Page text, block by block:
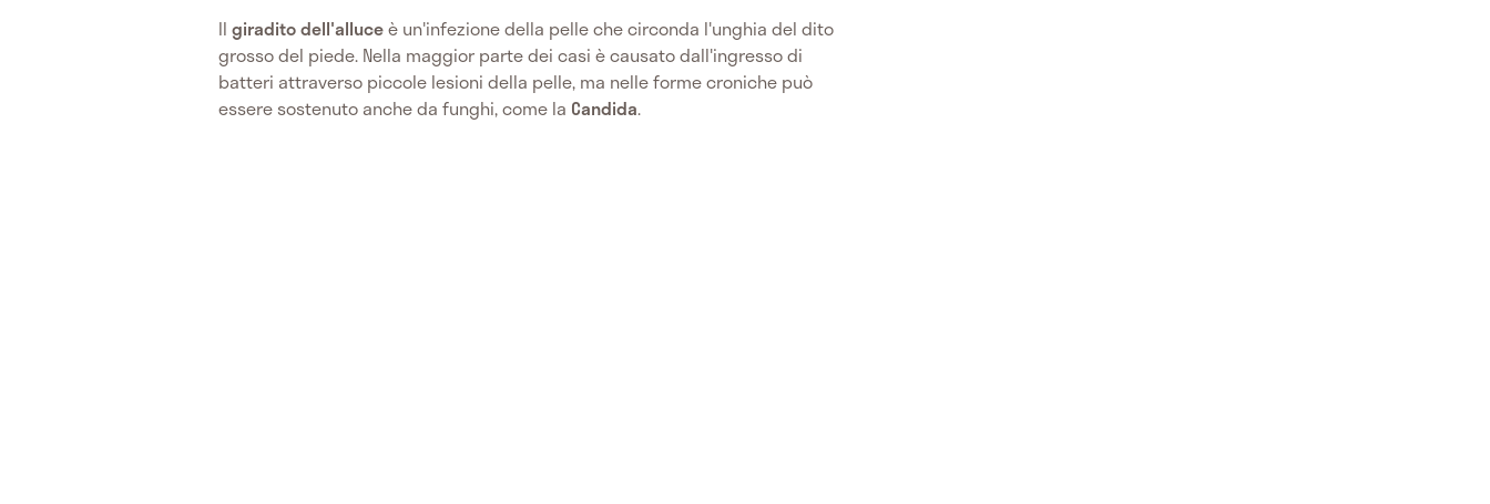
Il giradito dell'alluceè un'infezione della pelle che circonda l'unghia del dito
grosso del piede. Nella maggior parte dei casi è causato dall'ingresso di
batteri attraverso piccole lesioni della pelle, ma nelle forme croniche può
essere sostenuto anche da funghi, come la Candida.